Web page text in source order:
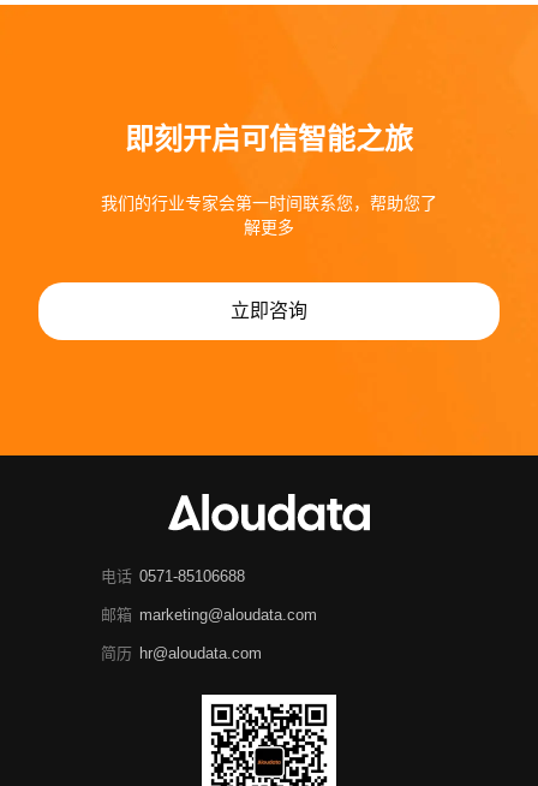
即刻开启可信智能之旅
我们的行业专家会第一时间联系您，帮助您了
解更多
立即咨询
电话 0571-85106688
邮箱 marketing@aloudata.com
简历 hr@aloudata.com